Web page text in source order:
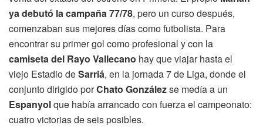
ya debutó la campaña 77/78, pero un curso después,
comenzaban sus mejores días como futbolista. Para
encontrar su primer gol como profesional y con la
camiseta del Rayo Vallecano hay que viajar hasta el
viejo Estadio deSarriá, en la jornada 7 de Liga, donde el
conjunto dirigido porChato Gonzálezse medía a un
Espanyolque había arrancado con fuerza el campeonato:
cuatro victorias de seis posibles.